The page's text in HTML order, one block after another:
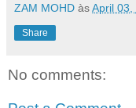
ZAM MOHD àsApril 03,
Share
No comments: